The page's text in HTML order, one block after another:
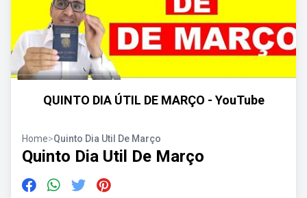
QUINTO DIA ÚTIL DE MARÇO - YouTube
Home>Quinto Dia Util De Março
Quinto Dia Util De Março